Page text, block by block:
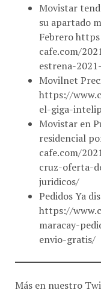
su apartado
Febrero
cafe.com/
estrena-
Movilnet
https://
el-giga-
Movistar en
residencial
cafe.com/
cruz-oferta-
juridicos/
Pedidos Ya
https://
maracay-
envio-gratis/
http://twitter.com/